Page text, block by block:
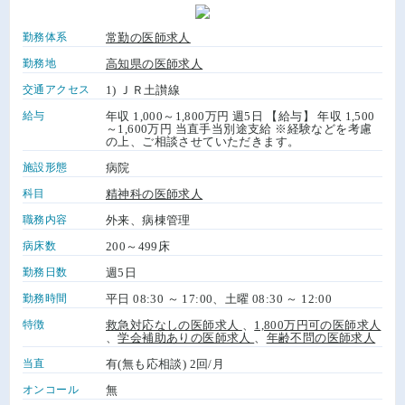
勤務体系 常勤の医師求人
勤務地 高知県の医師求人
交通アクセス 1) ＪＲ土讃線
給与
年収 1,000～1,800万円 週5日 【給与】 年収 1,500
～1,600万円 当直手当別途支給 ※経験などを考慮
の上、ご相談させていただきます。
施設形態 病院
科目 精神科の医師求人
職務内容 外来、病棟管理
病床数 200～499床
勤務日数 週5日
勤務時間 平日 08:30 ～ 17:00、土曜 08:30 ～ 12:00
特徴 救急対応なしの医師求人
1,800万円可の医師求人
、学会補助ありの医師求人 年齢不問の医師求人
当直 有(無も応相談) 2回/月
オンコール 無